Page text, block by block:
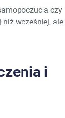
czy
niż wcześniej, ale
i